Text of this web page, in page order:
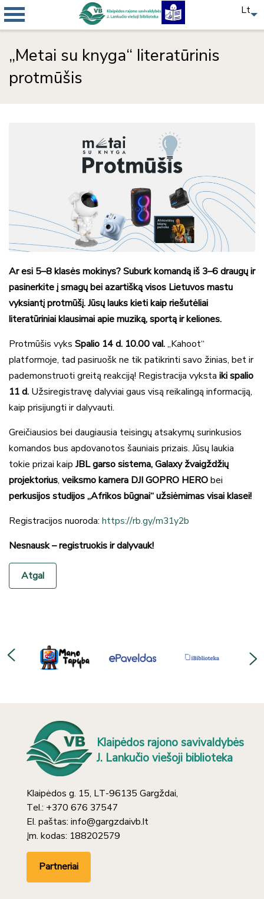
„Metai su knyga“ literatūrinis
protmūšis
Ar esi 5–8 klasės mokinys? Suburk komandą iš 3–6 draugų ir
pasinerkite į smagų bei azartišką visos Lietuvos mastu
vyksiantį protmūšį. Jūsų lauks kieti kaip riešutėliai
literatūriniai klausimai apie muziką, sportą ir keliones.
Protmūšis vyks Spalio 14 d. 10.00val.„Kahoot“
platformoje, tad pasiruošk ne tik patikrinti savo žinias, bet ir
pademonstruoti greitą reakciją! Registracija vyksta ikispalio
11 d. Užsiregistravę dalyviai gaus visą reikalingą informaciją,
kaip prisijungti ir dalyvauti.
Greičiausios bei daugiausia teisingų atsakymų surinkusios
komandos bus apdovanotos šauniais prizais. Jūsų laukia
tokie prizai kaip JBL garso sistema, Galaxy žvaigždžių
projektorius, veiksmo kamera DJI GOPRO HERObei
perkusijos studijos „Afrikos būgnai“užsiėmimas visai klasei!
Registracijos nuoroda: https://rb.gy/m31y2b
Nesnausk – registruokis ir dalyvauk!
Atgal
Klaipėdos rajono savivaldybės
J. Lankučio viešoji biblioteka
Klaipėdos g. 15, LT-96135 Gargždai,
Tel.: +370 676 37547
El. paštas: info@gargzdaivb.lt
Įm. kodas: 188202579
Partneriai
Lt